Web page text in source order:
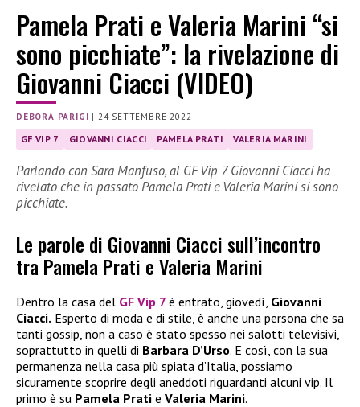
Pamela Prati e Valeria Marini “si
sono picchiate”: la rivelazione di
Giovanni Ciacci (VIDEO)
DEBORA PARIGI | 24 SETTEMBRE 2022
GF VIP 7 GIOVANNI CIACCI PAMELA PRATI VALERIA MARINI
Parlando con Sara Manfuso, al GF Vip 7 Giovanni Ciacci ha
rivelato che in passato Pamela Prati e Valeria Marini si sono
picchiate.
Le parole di Giovanni Ciacci sull’incontro
tra Pamela Prati e Valeria Marini
Dentro la casa del GF Vip 7 è entrato, giovedì, Giovanni
Ciacci. Esperto di moda e di stile, è anche una persona che sa
tanti gossip, non a caso è stato spesso nei salotti televisivi,
soprattutto in quelli di Barbara D’Urso. E così, con la sua
permanenza nella casa più spiata d’Italia, possiamo
sicuramente scoprire degli aneddoti riguardanti alcuni vip. Il
primo è su Pamela Prati e Valeria Marini.